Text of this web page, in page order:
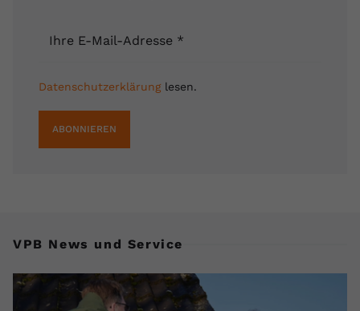
Ihre E-Mail-Adresse *
Datenschutzerklärunglesen.
ABONNIEREN
VPB News und Service